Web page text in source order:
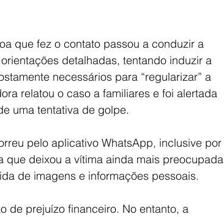
que fez o contato passou a conduzir a
detalhadas, tentando induzir a
necessários para “regularizar” a
relatou o caso a familiares e foi alertada
uma tentativa de golpe.
pelo aplicativo WhatsApp, inclusive por
deixou a vítima ainda mais preocupada
de imagens e informações pessoais.
de prejuízo financeiro. No entanto, a